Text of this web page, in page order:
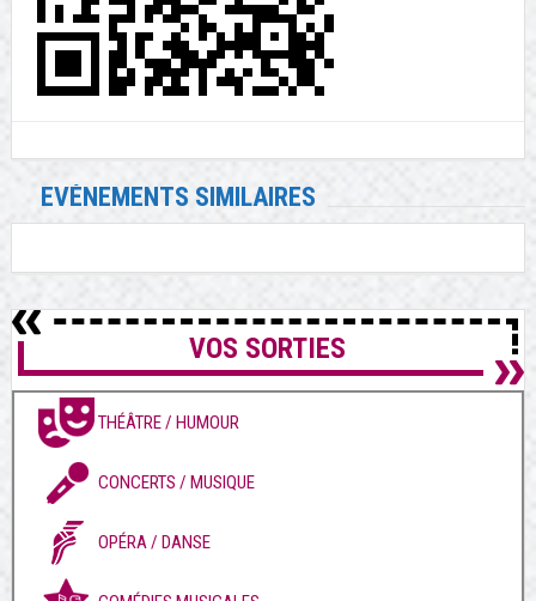
EVÉNEMENTS SIMILAIRES
VOS SORTIES
THÉÂTRE / HUMOUR
CONCERTS / MUSIQUE
OPÉRA / DANSE